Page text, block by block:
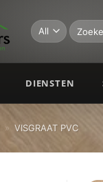
Zoeken
naar:
DIENSTEN
» VISGRAAT PVC